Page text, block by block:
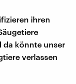
ihren
da könnte unser
verlassen